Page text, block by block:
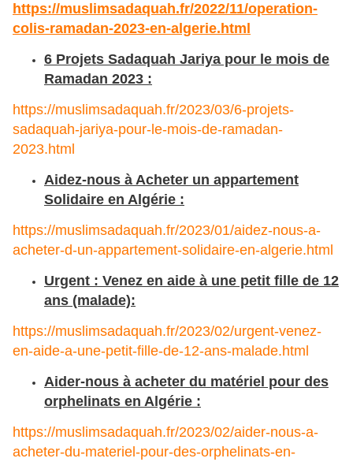
https://muslimsadaquah.fr/2022/11/operation-
colis-ramadan-2023-en-algerie.html
6 Projets Sadaquah Jariya pour le mois de
Ramadan 2023 :
https://muslimsadaquah.fr/2023/03/6-projets-
sadaquah-jariya-pour-le-mois-de-ramadan-
2023.html
Aidez-nous à Acheter un appartement
Solidaire en Algérie :
https://muslimsadaquah.fr/2023/01/aidez-nous-a-
acheter-d-un-appartement-solidaire-en-algerie.html
Urgent : Venez en aide à une petit fille de 12
ans (malade):
https://muslimsadaquah.fr/2023/02/urgent-venez-
en-aide-a-une-petit-fille-de-12-ans-malade.html
Aider-nous à acheter du matériel pour des
orphelinats en Algérie :
https://muslimsadaquah.fr/2023/02/aider-nous-a-
acheter-du-materiel-pour-des-orphelinats-en-